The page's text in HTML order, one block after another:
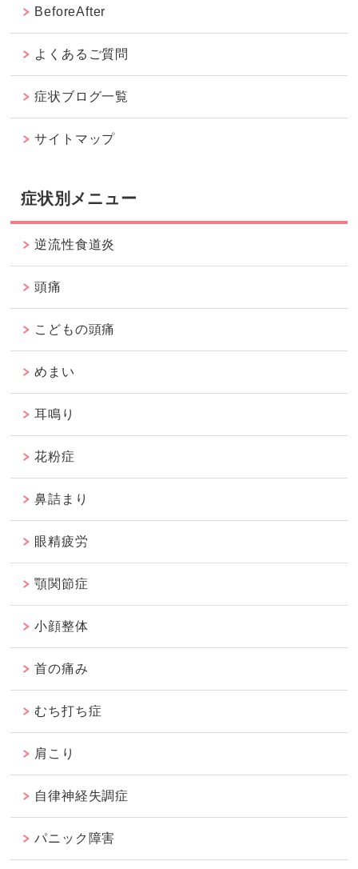
BeforeAfter
よくあるご質問
症状ブログ一覧
サイトマップ
症状別メニュー
逆流性食道炎
頭痛
こどもの頭痛
めまい
耳鳴り
花粉症
鼻詰まり
眼精疲労
顎関節症
小顔整体
首の痛み
むち打ち症
肩こり
自律神経失調症
パニック障害